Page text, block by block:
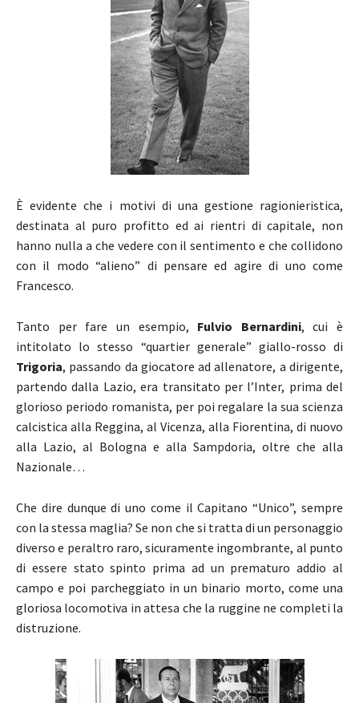
È evidente che i motivi di una gestione ragionieristica,
destinata al puro profitto ed ai rientri di capitale, non
hanno nulla a che vedere con il sentimento e che collidono
con il modo “alieno” di pensare ed agire di uno come
Francesco.
Tanto per fare un esempio, Fulvio Bernardini, cui è
intitolato lo stesso “quartier generale” giallo-rosso di
Trigoria, passando da giocatore ad allenatore, a dirigente,
partendo dalla Lazio, era transitato per l’Inter, prima del
glorioso periodo romanista, per poi regalare la sua scienza
calcistica alla Reggina, al Vicenza, alla Fiorentina, di nuovo
alla Lazio, al Bologna e alla Sampdoria, oltre che alla
Nazionale…
Che dire dunque di uno come il Capitano “Unico”, sempre
con la stessa maglia? Se non che si tratta di un personaggio
diverso e peraltro raro, sicuramente ingombrante, al punto
di essere stato spinto prima ad un prematuro addio al
campo e poi parcheggiato in un binario morto, come una
gloriosa locomotiva in attesa che la ruggine ne completi la
distruzione.